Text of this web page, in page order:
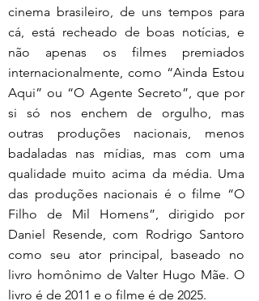
cinema brasileiro, de uns tempos para
cá, está recheado de boas notícias, e
não apenas os filmes premiados
internacionalmente, como “Ainda Estou
Aqui” ou “O Agente Secreto”, que por
si só nos enchem de orgulho, mas
outras produções nacionais, menos
badaladas nas mídias, mas com uma
qualidade muito acima da média. Uma
das produções nacionais é o filme “O
Filho de Mil Homens”, dirigido por
Daniel Resende, com Rodrigo Santoro
como seu ator principal, baseado no
livro homônimo de Valter Hugo Mãe. O
livro é de 2011 e o filme é de 2025.